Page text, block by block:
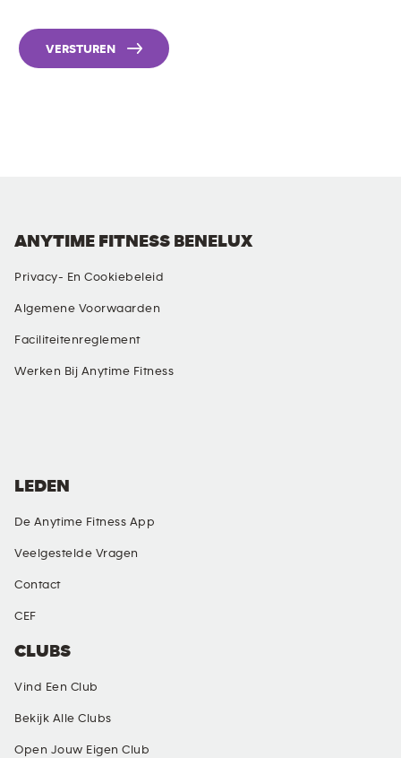
VERSTUREN
ANYTIME FITNESS BENELUX
Privacy- En Cookiebeleid
Algemene Voorwaarden
Faciliteitenreglement
Werken Bij Anytime Fitness
CLUBS
Vind Een Club
Bekijk Alle Clubs
Open Jouw Eigen Club
LEDEN
De Anytime Fitness App
Veelgestelde Vragen
Contact
CEF